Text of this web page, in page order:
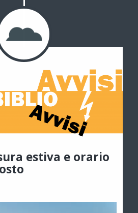
estiva e orario